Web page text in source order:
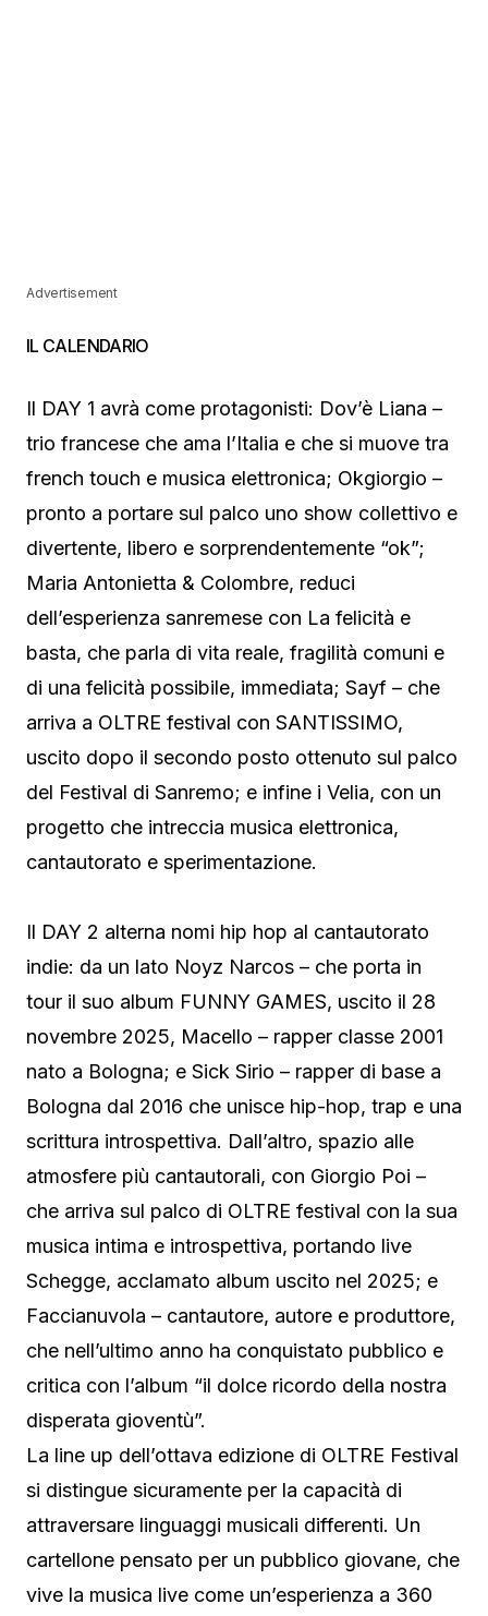
Advertisement
IL CALENDARIO
Il DAY 1 avrà come protagonisti: Dov’è Liana –
trio francese che ama l’Italia e che si muove tra
french touch e musica elettronica; Okgiorgio –
pronto a portare sul palco uno show collettivo e
divertente, libero e sorprendentemente “ok”;
Maria Antonietta & Colombre, reduci
dell’esperienza sanremese con La felicità e
basta, che parla di vita reale, fragilità comuni e
di una felicità possibile, immediata; Sayf – che
arriva a OLTRE festival con SANTISSIMO,
uscito dopo il secondo posto ottenuto sul palco
del Festival di Sanremo; e infine i Velia, con un
progetto che intreccia musica elettronica,
cantautorato e sperimentazione.
Il DAY 2 alterna nomi hip hop al cantautorato
indie: da un lato Noyz Narcos – che porta in
tour il suo album FUNNY GAMES, uscito il 28
novembre 2025, Macello – rapper classe 2001
nato a Bologna; e Sick Sirio – rapper di base a
Bologna dal 2016 che unisce hip-hop, trap e una
scrittura introspettiva. Dall’altro, spazio alle
atmosfere più cantautorali, con Giorgio Poi –
che arriva sul palco di OLTRE festival con la sua
musica intima e introspettiva, portando live
Schegge, acclamato album uscito nel 2025; e
Faccianuvola – cantautore, autore e produttore,
che nell’ultimo anno ha conquistato pubblico e
critica con l’album “il dolce ricordo della nostra
disperata gioventù”.
La line up dell’ottava edizione di OLTRE Festival
si distingue sicuramente per la capacità di
attraversare linguaggi musicali differenti. Un
cartellone pensato per un pubblico giovane, che
vive la musica live come un’esperienza a 360